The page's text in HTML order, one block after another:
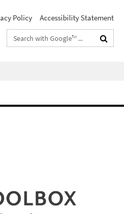
Policy Accessibility Statement
Search
terms